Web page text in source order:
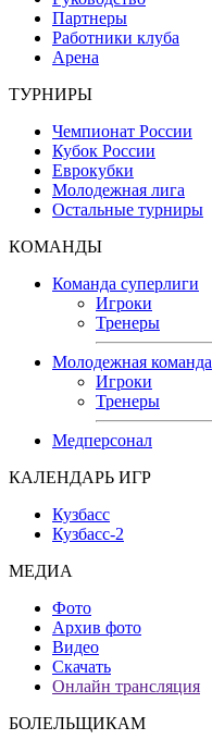
Партнеры
Работники клуба
Арена
ТУРНИРЫ
Чемпионат России
Кубок России
Еврокубки
Молодежная лига
Остальные турниры
КОМАНДЫ
Команда суперлиги
Игроки
Тренеры
Молодежная команда
Игроки
Тренеры
Медперсонал
КАЛЕНДАРЬ ИГР
Кузбасс
Кузбасс-2
МЕДИА
Фото
Архив фото
Видео
Скачать
Онлайн трансляция
БОЛЕЛЬЩИКАМ